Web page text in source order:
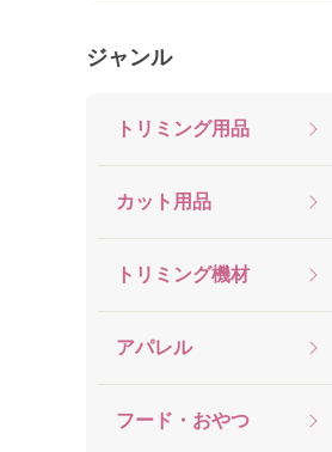
ジャンル
トリミング用品
カット用品
トリミング機材
アパレル
フード・おやつ